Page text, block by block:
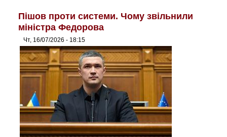
Пішов проти системи. Чому звільнили
міністра Федорова
Чт, 16/07/2026 - 18:15